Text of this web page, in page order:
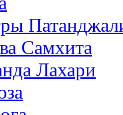
Самхита
Лахари